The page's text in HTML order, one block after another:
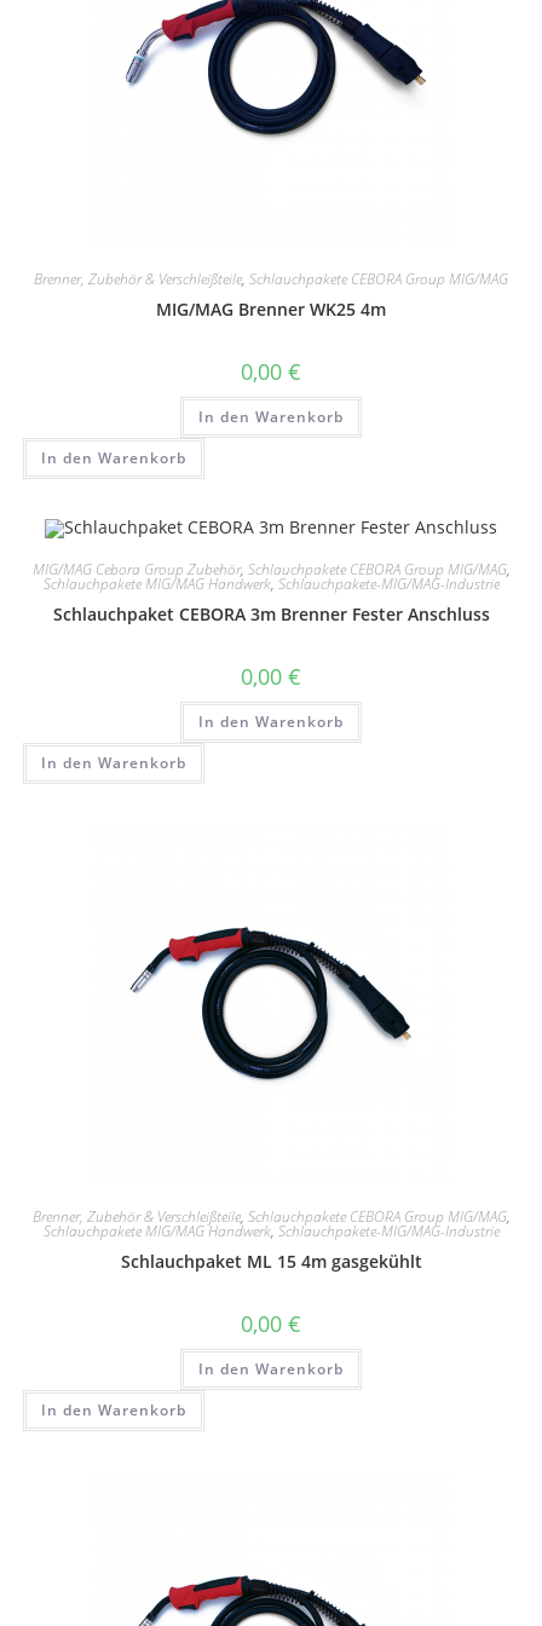
Brenner, Zubehör & Verschleißteile, Schlauchpakete CEBORA Group MIG/MAG
MIG/MAG Brenner WK25 4m
0,00 €
In den Warenkorb
In den Warenkorb
MIG/MAG Cebora Group Zubehör, Schlauchpakete CEBORA Group MIG/MAG,
Schlauchpakete MIG/MAG Handwerk, Schlauchpakete-MIG/MAG-Industrie
Schlauchpaket CEBORA 3m Brenner Fester Anschluss
0,00 €
In den Warenkorb
In den Warenkorb
Brenner, Zubehör & Verschleißteile, Schlauchpakete CEBORA Group MIG/MAG,
Schlauchpakete MIG/MAG Handwerk, Schlauchpakete-MIG/MAG-Industrie
Schlauchpaket ML 15 4m gasgekühlt
0,00 €
In den Warenkorb
In den Warenkorb